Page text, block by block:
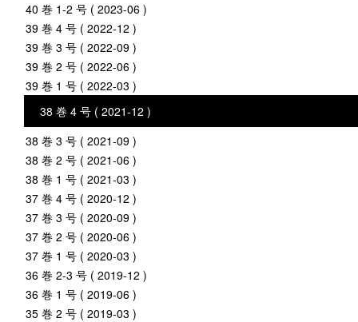
40 巻 1-2 号 ( 2023-06 )
39 巻 4 号 ( 2022-12 )
39 巻 3 号 ( 2022-09 )
39 巻 2 号 ( 2022-06 )
39 巻 1 号 ( 2022-03 )
38 巻 4 号 ( 2021-12 )
38 巻 3 号 ( 2021-09 )
38 巻 2 号 ( 2021-06 )
38 巻 1 号 ( 2021-03 )
37 巻 4 号 ( 2020-12 )
37 巻 3 号 ( 2020-09 )
37 巻 2 号 ( 2020-06 )
37 巻 1 号 ( 2020-03 )
36 巻 2-3 号 ( 2019-12 )
36 巻 1 号 ( 2019-06 )
35 巻 2 号 ( 2019-03 )